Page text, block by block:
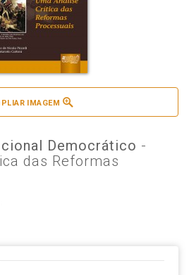
IMAGEM
Democrático -
das Reformas